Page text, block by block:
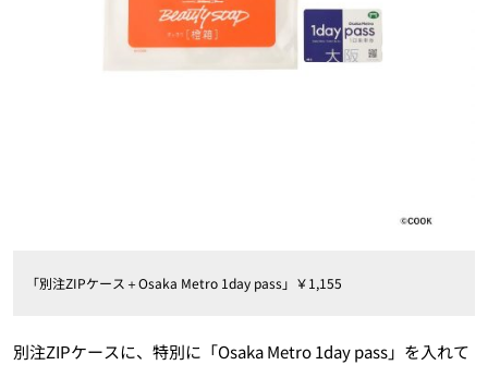
「別注ZIPケース＋Osaka Metro 1day pass」￥1,155
別注ZIPケースに、特別に「Osaka Metro 1day pass」を入れて